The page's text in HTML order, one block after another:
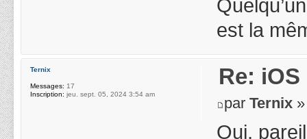
est la
Re:
parTernix
Oui,
Ternix
Messages: 17
Inscription: jeu. sept. 05, 2024 3:54 am